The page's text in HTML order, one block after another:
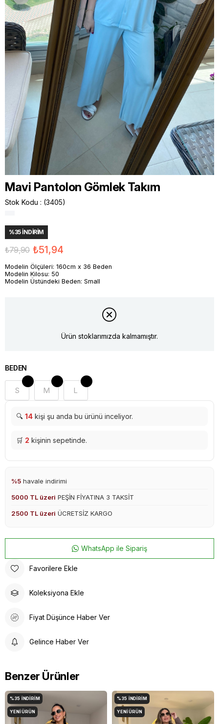
Mavi Pantolon Gömlek Takım
Stok Kodu (3405)
%35İNDIRIM
₺79,90 ₺51,94
Modelin Ölçüleri: 160cm x 36 Beden
Modelin Kilosu: 50
Modelin Üstündeki Beden: Small
Ürün stoklarımızda kalmamıştır.
BEDEN
S M L
🔍 14 kişi şu anda bu ürünü inceliyor.
🛒 2 kişinin sepetinde.
%5 havale indirimi
5000 TL üzeri PEŞİN FİYATINA 3 TAKSİT
2500 TL üzeri ÜCRETSİZ KARGO
WhatsApp ile Sipariş
Favorilere Ekle
Koleksiyona Ekle
Fiyat Düşünce Haber Ver
Gelince Haber Ver
Benzer Ürünler
%35 İNDIRIM
YENI ÜRÜN
%35 İNDIRIM
YENI ÜRÜN